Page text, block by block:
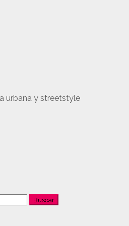
urbana y streetstyle